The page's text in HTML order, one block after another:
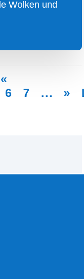
Wolken und
«
6 7 ... »